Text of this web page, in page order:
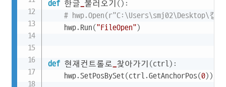
def 한글 불러오기 () :
# hwp.Open(r"C:\Users\smj02\Desktop\캡
    hwp
. Run("FileOpen")
def 현재컨트롤로 찾아가기 (ctrl) :
    hwp
.SetPosBySet(ctrl.GetAnchorPos(0))